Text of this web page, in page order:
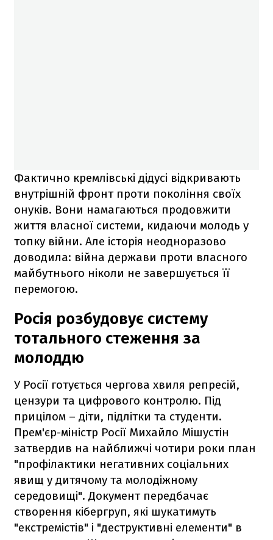
Фактично кремлівські дідусі відкривають
внутрішній фронт проти покоління своїх
онуків. Вони намагаються продовжити
життя власної системи, кидаючи молодь у
топку війни. Але історія неодноразово
доводила: війна держави проти власного
майбутнього ніколи не завершується її
перемогою.
Росія розбудовує систему
тотального стеження за
молоддю
У Росії готується чергова хвиля репресій,
цензури та цифрового контролю. Під
прицілом – діти, підлітки та студенти.
Прем'єр-міністр Росії Михайло Мішустін
затвердив на найближчі чотири роки план
"профілактики негативних соціальних
явищ у дитячому та молодіжному
середовищі". Документ передбачає
створення кібергруп, які шукатимуть
"екстремістів" і "деструктивні елементи" в